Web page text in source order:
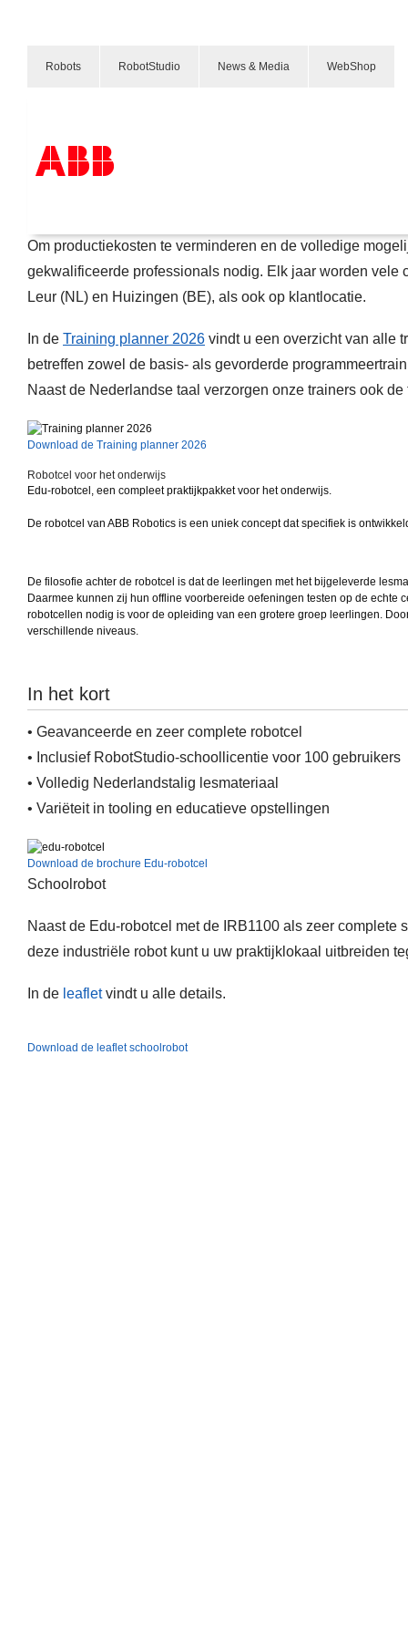
Robots RobotStudio News & Media WebShop
Industries
Services
About us
Verkoopkanalen
Careers
Trainingen en onderwijs
Om productiekosten te verminderen en de volledige
gekwalificeerde professionals nodig. Elk jaar worden
Leur (NL) en Huizingen (BE), als ook op klantlocatie.
In de Training planner 2026 vindt u een overzicht van alle
betreffen zowel de basis- als gevorderde
Naast de Nederlandse taal verzorgen onze trainers ook
Download de Training planner 2026
Robotcel voor het onderwijs
Edu-robotcel, een compleet praktijkpakket voor het onderwijs.
De robotcel van ABB Robotics is een uniek concept dat specifiek is
De filosofie achter de robotcel is dat de leerlingen met het bijgeleverde
Daarmee kunnen zij hun offline voorbereide oefeningen testen op de
robotcellen nodig is voor de opleiding van een grotere groep leerlingen.
verschillende niveaus.
In het kort
• Geavanceerde en zeer complete robotcel
• Inclusief RobotStudio-schoollicentie voor 100 gebruikers
• Volledig Nederlandstalig lesmateriaal
• Variëteit in tooling en educatieve opstellingen
Download de brochure Edu-robotcel
Schoolrobot
Naast de Edu-robotcel met de IRB1100 als zeer complete
deze industriële robot kunt u uw praktijklokaal uitbreiden
In de leafletvindt u alle details.
Download de leaflet schoolrobot